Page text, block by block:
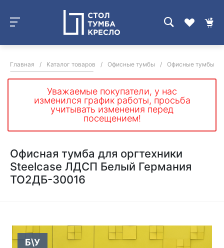
Главная / Каталог товаров / Офисные тумбы / Офисные тумбы
Уважаемые покупатели, у нас
изменился график работы, просьба
учитывать изменения перед
посещением!
Офисная тумба для оргтехники
Steelcase ЛДСП Белый Германия
ТО2ДБ-30016
Б\У